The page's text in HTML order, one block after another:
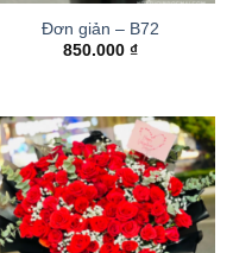
Đơn giản – B72
850.000 ₫